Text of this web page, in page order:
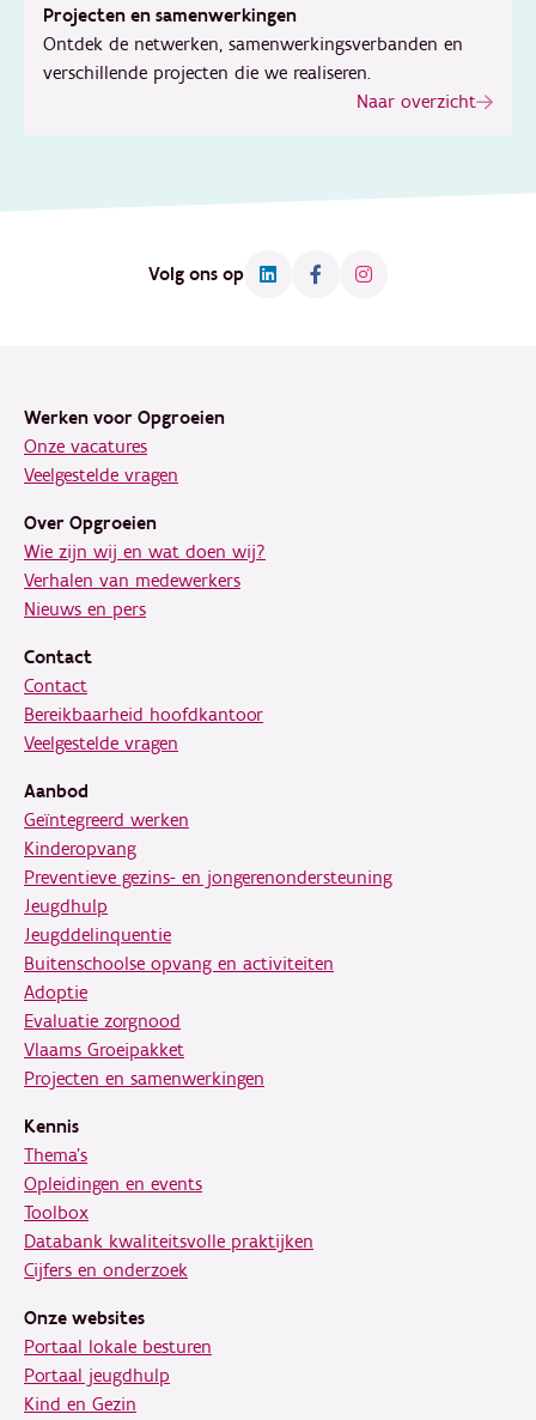
Projecten en samenwerkingen
Ontdek de netwerken, samenwerkingsverbanden en
verschillende projecten die we realiseren.
Naar overzicht
Volg ons op
Werken voor Opgroeien
Onze vacatures
Veelgestelde vragen
Over Opgroeien
Wie zijn wij en wat doen wij?
Verhalen van medewerkers
Nieuws en pers
Contact
Contact
Bereikbaarheid hoofdkantoor
Veelgestelde vragen
Aanbod
Geïntegreerd werken
Kinderopvang
Preventieve gezins- en jongerenondersteuning
Jeugdhulp
Jeugddelinquentie
Buitenschoolse opvang en activiteiten
Adoptie
Evaluatie zorgnood
Vlaams Groeipakket
Projecten en samenwerkingen
Kennis
Thema's
Opleidingen en events
Toolbox
Databank kwaliteitsvolle praktijken
Cijfers en onderzoek
Onze websites
Portaal lokale besturen
Portaal jeugdhulp
Kind en Gezin